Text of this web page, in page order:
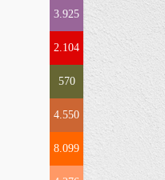
3.925
2.104
570
4.550
8.099